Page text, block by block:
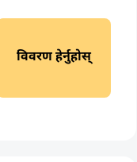
विवरण हेर्नुहोस्